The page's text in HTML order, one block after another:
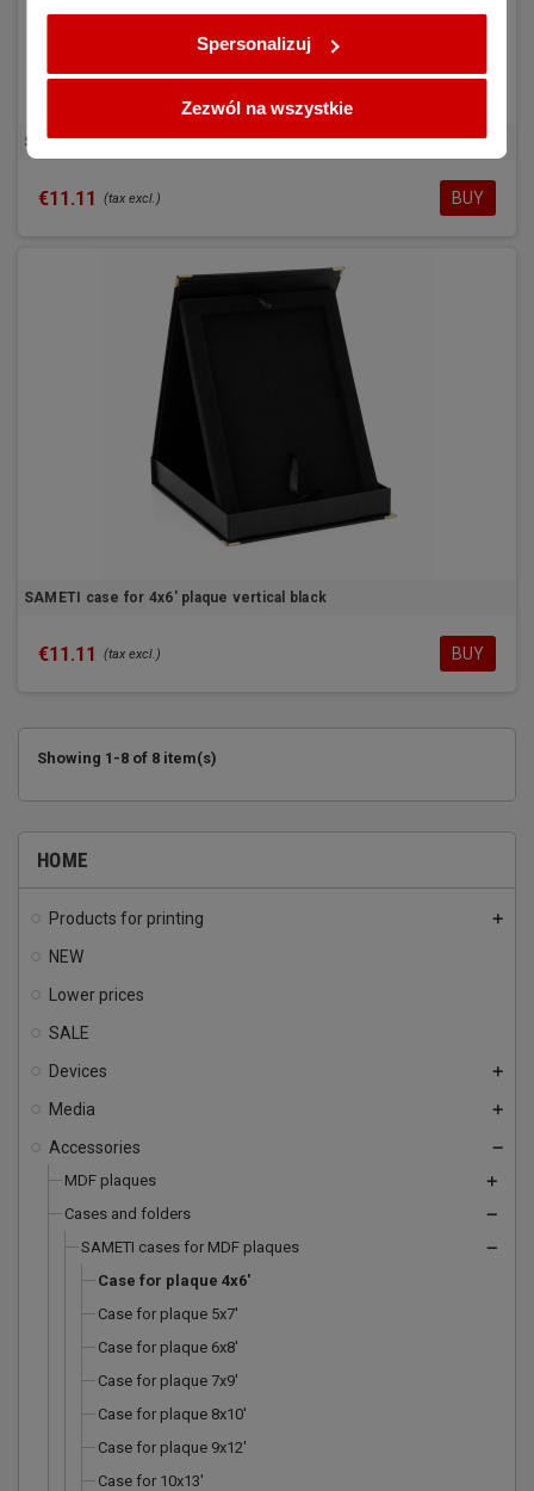
HOME
Products for printing add
NEW
Lower prices
SALE
Devices
add
Media add
Accessories remove
MDF plaques add
Cases and folders remove
SAMETI cases for MDF plaques remove
Case for plaque 4x6'
Case for plaque 5x7'
Case for plaque 6x8'
Case for plaque 7x9'
Case for plaque 8x10'
Case for plaque 9x12'
Case for 10x13'
SAMETI case for 4x6' plaque vertical navy-blue
€11.11 (tax excl.) BUY
SAMETI case for 4x6' plaque vertical black
€11.11 (tax excl.) BUY
Showing 1-8 of 8 item(s)
korzystania z ich usług.
Spersonalizuj
Zezwól na wszystkie